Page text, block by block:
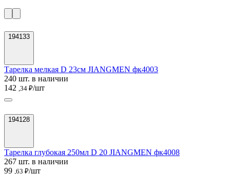
194133
Тарелка мелкая D 23см JIANGMEN фк4003
240 шт. в наличии
142 ,34 ₽/шт
194128
Тарелка глубокая 250мл D 20 JIANGMEN фк4008
267 шт. в наличии
99 ,63 ₽/шт